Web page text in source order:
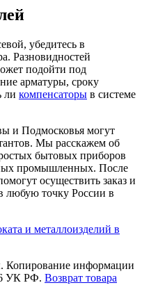
убедитесь в
Разновидностей
подойти под
арматуры, сроку
ли компенсаторы в системе
и Подмосковья могут
Мы расскажем об
бытовых приборов
промышленных. После
осуществить заказ и
любую точку России в
Копирование информации
УК РФ. Возврат товара